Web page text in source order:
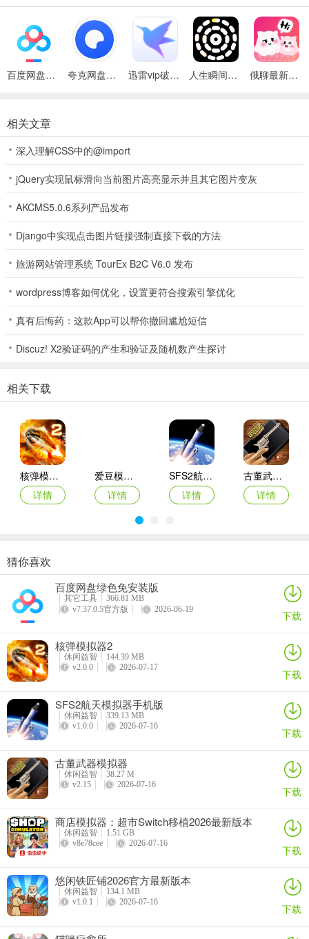
4. 操作超简单：仅需滑动或点击，上手极易，轻量级应用，运行流畅
不卡顿。
鸿运方块最新安卓版功能
1、拖动不同形状木块，从颜色匹配出口移出完成消除，锻炼逻辑思维
与反应速度。
2、每关设完成目标与时间限制，难度递增，持续带来新鲜感与挑战
3、色彩鲜明设计简洁，搭配轻松音效，适配碎片化时间随时放松。
4、完成关卡或达成消除目标可获红包奖励，收益能累计提现。
5、支持滑动或点击操作，上手简单，对手机性能要求低，运行流畅。
鸿运方块最新安卓版使用说明
1. 核心消除：拖动不同形状木块，从颜色匹配出口移出棋盘，操作时
留意布局与时间限制。
2. 任务福利：每日签到、完成日常任务，如连续消除或过特定关卡，
可获红包或货币。
3. 策略奖励：高效消除，像连消或一次性通过多出口，能触发特殊奖
励，如高额红包或道具。
4. 红包获取：完成关卡、达成消除目标直接得红包，还能通过签到、
任务、看广告积累。
5. 操作特点：仅需滑动或点击，上手简单，轻量级应用，对手机性能
要求低，运行流畅。
百度网盘绿色免安装Pc电脑版 夸克网盘官方正式版 迅雷vip破解版永久会员2024版 人生瞬间最新手机版 俄聊最新手机版
相关文章
深入理解CSS中的@import
jQuery实现鼠标滑向当前图片高亮显示并且其它图片变灰
AKCMS5.0.6系列产品发布
Django中实现点击图片链接强制直接下载的方法
旅游网站管理系统 TourEx B2C V6.0 发布
wordpress博客如何优化，设置更符合搜索引擎优化
真有后悔药：这款App可以帮你撤回尴尬短信
Discuz! X2验证码的产生和验证及随机数产生探讨
相关下载
核弹模拟器2
详情
爱豆模拟器最新版
详情
SFS2航天模拟器手机版
详情
古董武器模拟器
详情
商店模拟器：超市Switch移植2026最新版本
详情
悠闲铁匠铺2026官方最新版本
详情
猫咪疗愈所
寒窗志
猜你喜欢
百度网盘绿色免安装版
其它工具
366.81 MB
v7.37.0.5官方版
2026-06-19 下载
核弹模拟器2
休闲益智
144.39 MB
v2.0.0
2026-07-17 下载
SFS2航天模拟器手机版
休闲益智
339.13 MB
v1.0.0
2026-07-16 下载
古董武器模拟器
休闲益智
38.27 M
v2.15
2026-07-16 下载
商店模拟器：超市Switch移植2026最新版本
休闲益智
1.51 GB
v8e78cee
2026-07-16 下载
悠闲铁匠铺2026官方最新版本
休闲益智
134.1 MB
v1.0.1
2026-07-16 下载